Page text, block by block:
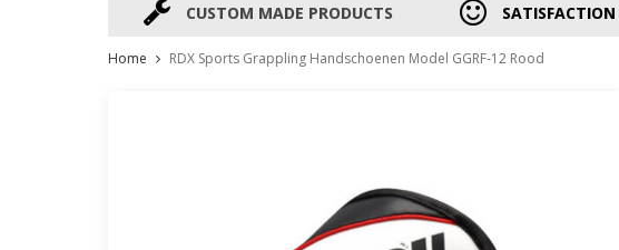
CUSTOM MADE PRODUCTS
Home RDX Sports Grappling Handschoenen Model GGRF-12 Rood